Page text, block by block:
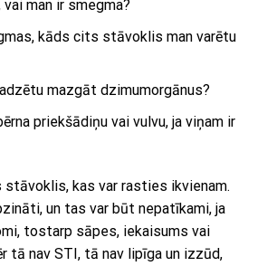
man ir smegma?
kāds cits stāvoklis man varētu
mazgāt dzimumorgānus?
priekšādiņu vai vulvu, ja viņam ir
kas var rasties ikvienam.
un tas var būt nepatīkami, ja
tostarp sāpes, iekaisums vai
tā nav STI, tā nav lipīga un izzūd,